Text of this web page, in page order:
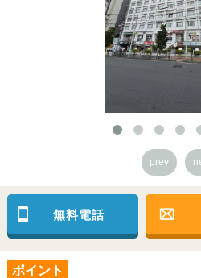
prev
無料電話
ポイント